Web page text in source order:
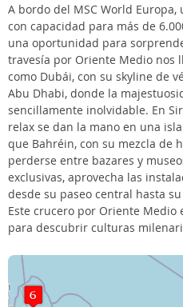
A bordo del MSC World
con capacidad para más de
una oportunidad para
travesía por Oriente Medio nos
como Dubái, con su skyline de
Abu Dhabi, donde la
sencillamente inolvidable. En
relax se dan la mano en una
que Bahréin, con su mezcla de
perderse entre bazares y
exclusivas, aprovecha las
desde su paseo central hasta
Este crucero por Oriente
para descubrir culturas